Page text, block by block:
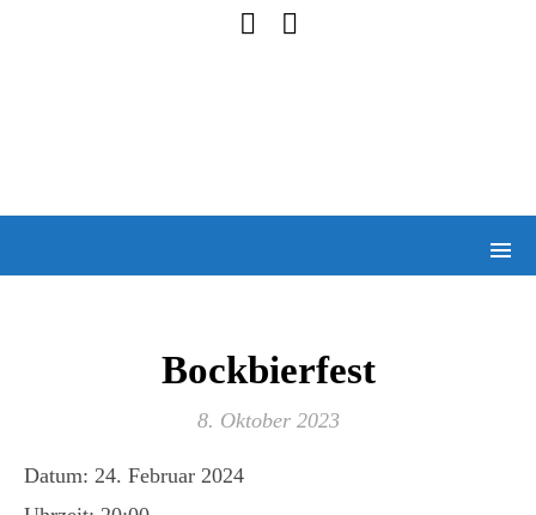
Bockbierfest
8. Oktober 2023
Datum: 24. Februar 2024